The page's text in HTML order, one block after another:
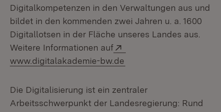
Digitalkompetenzen in den Verwaltungen aus und
bildet in den kommenden zwei Jahren u. a. 1600
Digitallotsen in der Fläche unseres Landes aus.
Weitere Informationen auf
www.digitalakademie-bw.de
Die Digitalisierung ist ein zentraler
Arbeitsschwerpunkt der Landesregierung: Rund